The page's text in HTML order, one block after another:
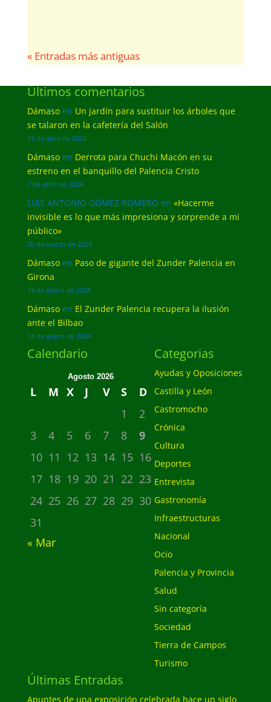
« Entradas más antiguas
Últimos comentarios
Dámasoen Un jardín para sustituir los árboles que
se talaron en la cafetería del Salón
13 de abril de 2024
Dámasoen Derrota para Chuchi Macón en su
estreno en el banquillo del Palencia Cristo
7 de abril de 2024
LUIS ANTONIO GÓMEZ ROMERO en «Hacerme
invisible es lo que más impresiona y sorprende a mi
público»
20 de marzo de 2024
Dámasoen Paso de gigante del Zunder Palencia en
Girona
14 de enero de 2024
Dámasoen El Zunder Palencia recupera la ilusión
ante el Bilbao
14 de enero de 2024
Calendario
Agosto 2026
L M X J V S
D
1
2
3
4 5 6 7 8
9
10 11 12 13 14 15 16
17 18 19 20 21 22 23
24 25 26 27 28 29 30
31
« Mar
Categorias
Ayudas y Oposiciones
Castilla y León
Castromocho
Crónica
Cultura
Deportes
Entrevista
Gastronomía
Infraestructuras
Nacional
Ocio
Palencia y Provincia
Salud
Sin categoría
Sociedad
Tierra de Campos
Turismo
Últimas Entradas
Apuntes de una exposición celebrada hace un siglo